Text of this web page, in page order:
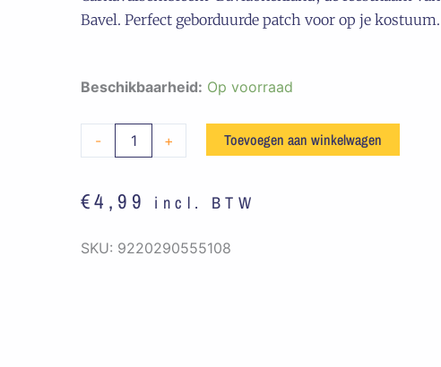
Bavel. Perfect geborduurde patch voor op je kostuum.
Beschikbaarheid: Op voorraad
-
Embleem
Baviaonenland
aantal
+ Toevoegen aan winkelwagen
€4,99 incl. BTW
SKU: 9220290555108